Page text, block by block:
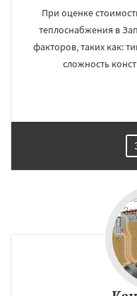
При оценке
теплоснабжения в
факторов, таких как:
сложность